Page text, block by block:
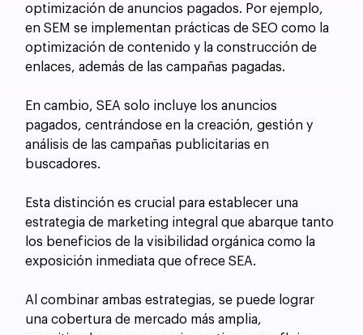
optimización de anuncios pagados. Por ejemplo,
en SEM se implementan prácticas de SEO como la
optimización de contenido y la construcción de
enlaces, además de las campañas pagadas.
En cambio, SEA solo incluye los anuncios
pagados, centrándose en la creación, gestión y
análisis de las campañas publicitarias en
buscadores.
Esta distinción es crucial para establecer una
estrategia de marketing integral que abarque tanto
los beneficios de la visibilidad orgánica como la
exposición inmediata que ofrece SEA.
Al combinar ambas estrategias, se puede lograr
una cobertura de mercado más amplia,